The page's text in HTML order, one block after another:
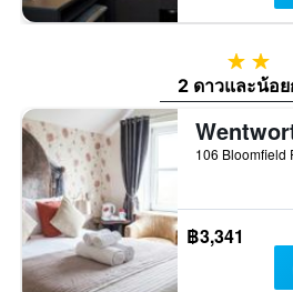
2 ดาว
2 ดาวและน้อย
฿3,341